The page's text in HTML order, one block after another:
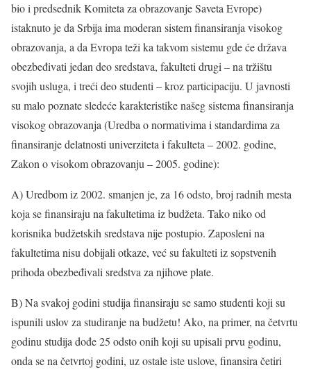
bio i predsednik Komiteta za obrazovanje Saveta Evrope)
istaknuto je da Srbija ima moderan sistem finansiranja visokog
obrazovanja, a da Evropa teži ka takvom sistemu gde će država
obezbeđivati jedan deo sredstava, fakulteti drugi – na tržištu
svojih usluga, i treći deo studenti – kroz participaciju. U javnosti
su malo poznate sledeće karakteristike našeg sistema finansiranja
visokog obrazovanja (Uredba o normativima i standardima za
finansiranje delatnosti univerziteta i fakulteta – 2002. godine,
Zakon o visokom obrazovanju – 2005. godine):
A) Uredbom iz 2002. smanjen je, za 16 odsto, broj radnih mesta
koja se finansiraju na fakultetima iz budžeta. Tako niko od
korisnika budžetskih sredstava nije postupio. Zaposleni na
fakultetima nisu dobijali otkaze, već su fakulteti iz sopstvenih
prihoda obezbeđivali sredstva za njihove plate.
B) Na svakoj godini studija finansiraju se samo studenti koji su
ispunili uslov za studiranje na budžetu! Ako, na primer, na četvrtu
godinu studija dođe 25 odsto onih koji su upisali prvu godinu,
onda se na četvrtoj godini, uz ostale iste uslove, finansira četiri